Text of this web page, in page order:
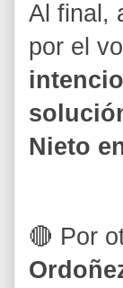
Al final,
por el
Nieto
🔴 Por